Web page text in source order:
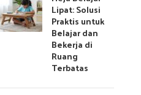
Lipat: Solusi
Praktis untuk
Belajar dan
Bekerja di
Ruang
Terbatas